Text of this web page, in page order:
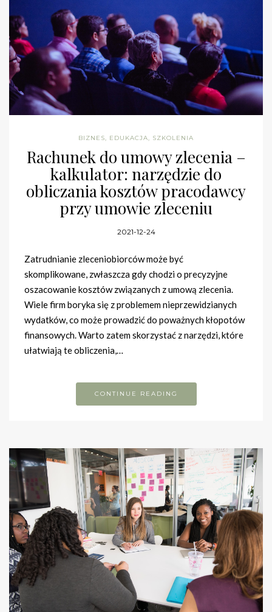
BIZNES, EDUKACJA, SZKOLENIA
Rachunek do umowy zlecenia –
kalkulator: narzędzie do
obliczania kosztów pracodawcy
przy umowie zleceniu
2021-12-24
Zatrudnianie zleceniobiorców może być
skomplikowane, zwłaszcza gdy chodzi o precyzyjne
oszacowanie kosztów związanych z umową zlecenia.
Wiele firm boryka się z problemem nieprzewidzianych
wydatków, co może prowadzić do poważnych kłopotów
finansowych. Warto zatem skorzystać z narzędzi, które
ułatwiają te obliczenia,…
CONTINUE READING